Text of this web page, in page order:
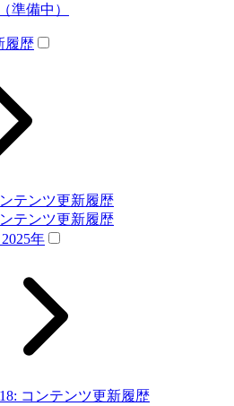
準備中）
履歴
テンツ更新履歴
テンツ更新履歴
年
コンテンツ更新履歴